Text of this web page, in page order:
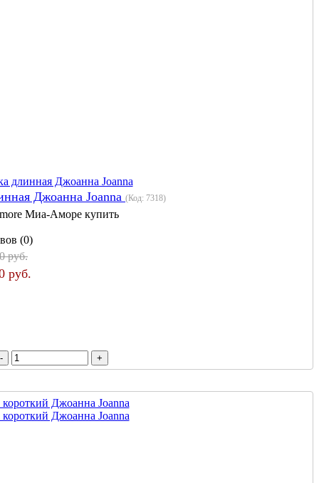
Джоанна Joanna (Код: 7318)
Миа-Аморе купить
(0)
руб.
руб.